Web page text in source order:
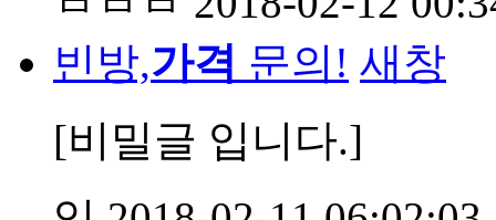
빈방,가격 문의! 새창
[비밀글 입니다.]